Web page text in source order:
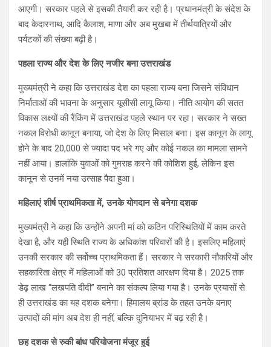
आएगी। सरकार पहले से इसकी तैयारी कर रही है। प्रधानमंत्री के संदेश के
बाद केदारनाथ, आदि कैलाश, माणा और अब मुखबा में तीर्थयात्रियों और
पर्यटकों की संख्या बढ़ी है।
पहला राज्य और देश के लिए नजीर बना उत्तराखंड
मुख्यमंत्री ने कहा कि उत्तराखंड देश का पहला राज्य बना जिसने संविधान
निर्माताओं की भावना के अनुसार यूसीसी लागू किया। नीति आयोग की सतत
विकास लक्ष्यों की रैंकिंग में उत्तराखंड पहले स्थान पर रहा। सरकार ने सख्त
नकल विरोधी कानून बनाया, जो देश के लिए मिसाल बना। इस कानून के लागू
होने के बाद 20,000 से ज्यादा पद भरे गए और कोई नकल का मामला सामने
नहीं आया। हालांकि युवाओं को गुमराह करने की कोशिश हुई, लेकिन इस
कानून से उनमें नया उत्साह पैदा हुआ।
महिलाएं शीर्ष प्राथमिकता में, उनके योगदान से बनेगा दशक
मुख्यमंत्री ने कहा कि उन्होंने अपनी मां को कठिन परिस्थितियों में काम करते
देखा है, और यही स्थिति राज्य के अधिकांश परिवारों की है। इसलिए महिलाएं
उनकी सरकार की सर्वोच्च प्राथमिकता हैं। सरकार ने सरकारी नौकरियों और
सहकारिता क्षेत्र में महिलाओं को 30 प्रतिशत आरक्षण दिया है। 2025 तक
डेढ़ लाख “लखपति दीदी” बनाने का संकल्प लिया गया है। उनके प्रयासों से
ही उत्तराखंड का यह दशक बनेगा। हिमालय ब्रांड के तहत उनके बनाए
उत्पादों की मांग अब देश ही नहीं, बल्कि दुनियाभर में बढ़ रही है।
छह दशक से रुकी बांध परियोजना मंजूर हुई